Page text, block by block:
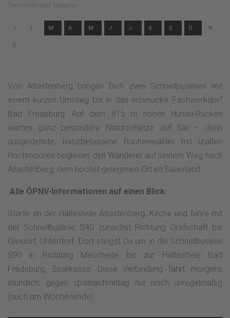
Recommended seasons
J F M A M J J A S O N
D
Von Altastenberg bringen Dich zwei Schnellbuslinien mit
einem kurzen Umstieg bis in das schmucke Fachwerkdorf
Bad Fredeburg. Auf dem 815 m hohen Hunau-Rücken
warten ganz besondere Naturschätze auf Sie – denn
ausgedehnte, naturbelassene Buchenwälder mit uralten
Hochmooren begleiten den Wanderer auf seinem Weg nach
Altastenberg, dem höchst gelegenen Ort im Sauerland.
Alle ÖPNV-Informationen auf einen Blick:
Starte an der Haltestelle Altastenberg, Kirche und fahre mit
der Schnellbuslinie S40 zunächst Richtung Grafschaft bis
Gleidorf, Unterdorf. Dort steigst Du um in die Schnellbuslinie
S90 in Richtung Meschede bis zur Haltesttele Bad
Fredeburg, Sparkasse. Diese Verbindung fährt morgens
stündlich, gegen spätnachmittag nur noch unregelmäßig
(auch am Wochenende).